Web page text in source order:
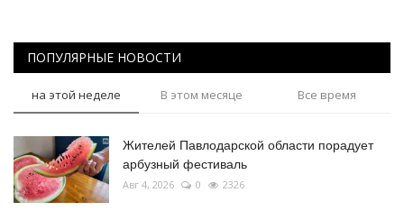
ПОПУЛЯРНЫЕ НОВОСТИ
на этой неделе В этом месяце Все время
Жителей Павлодарской области порадует
арбузный фестиваль
Авг 4, 2026 0 2326